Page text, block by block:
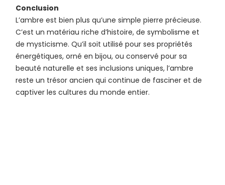
Conclusion
L’ambre est bien plus qu’une simple pierre précieuse.
C’est un matériau riche d’histoire, de symbolisme et
de mysticisme. Qu’il soit utilisé pour ses propriétés
énergétiques, orné en bijou, ou conservé pour sa
beauté naturelle et ses inclusions uniques, l’ambre
reste un trésor ancien qui continue de fasciner et de
captiver les cultures du monde entier.